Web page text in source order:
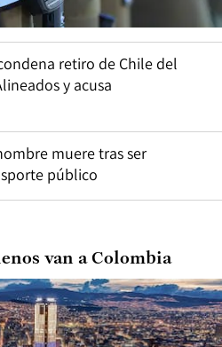
retiro de Chile del
y acusa
muere tras ser
público
van a Colombia